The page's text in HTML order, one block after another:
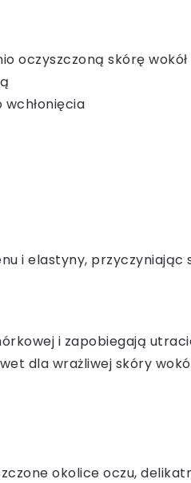
oczyszczoną skórę wokół
i elastyny, przyczyniając
i zapobiegają
dla wrażliwej skóry
okolice oczu,